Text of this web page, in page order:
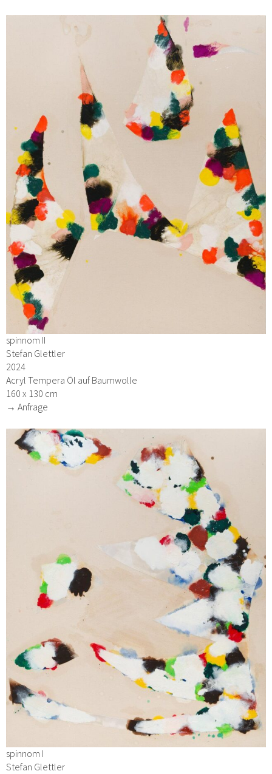
spinnom II
Stefan Glettler
2024
Acryl Tempera Öl auf Baumwolle
160 x 130 cm
→ Anfrage
spinnom I
Stefan Glettler